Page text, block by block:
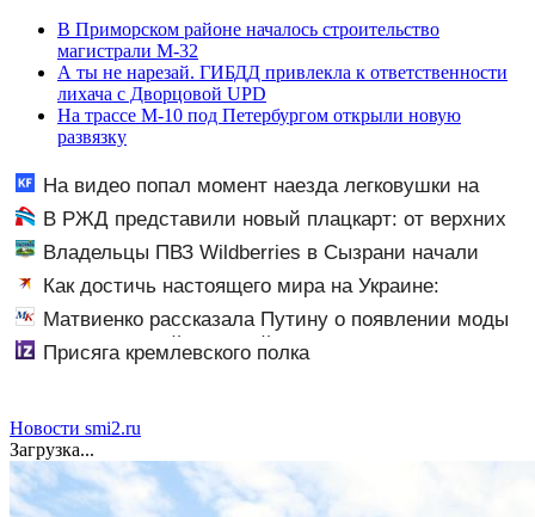
В Приморском районе началось строительство
магистрали М-32
А ты не нарезай. ГИБДД привлекла к ответственности
лихача с Дворцовой UPD
На трассе М-10 под Петербургом открыли новую
развязку
На видео попал момент наезда легковушки на
пешеходов, где пострадали минимум восемь человек
06/08/2026 – Новости
В РЖД представили новый плацкарт: от верхних
полок не осталось и следа — теперь тьма личного
пространства
Владельцы ПВЗ Wildberries в Сызрани начали
выставлять бизнес на продажу
Как достичь настоящего мира на Украине:
Замглавы МИД Грушко вспомнил пронзительное
завещание Миттерана о России
Матвиенко рассказала Путину о появлении моды
на семью и детей у российских студентов
Присяга кремлевского полка
Новости smi2.ru
Загрузка...